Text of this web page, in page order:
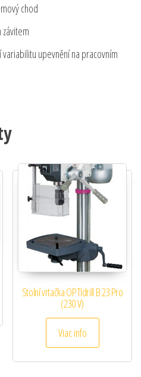
chod
upevnění na pracovním
Stolní vrtačka OPTIdrill B 23 Pro
(230 V)
Viac info